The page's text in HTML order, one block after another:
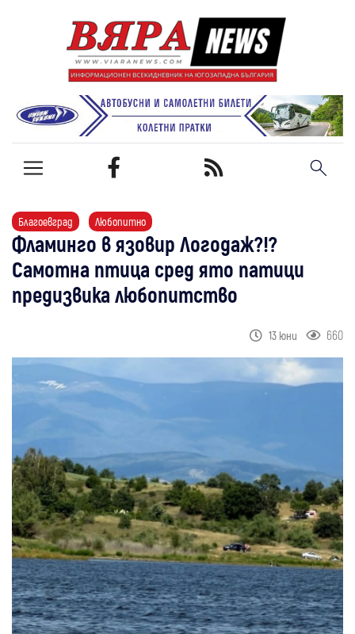
Благоевград Любопитно
Фламинго в язовир Логодаж?!?
Самотна птица сред ято патици
предизвика любопитство
13 юни 660